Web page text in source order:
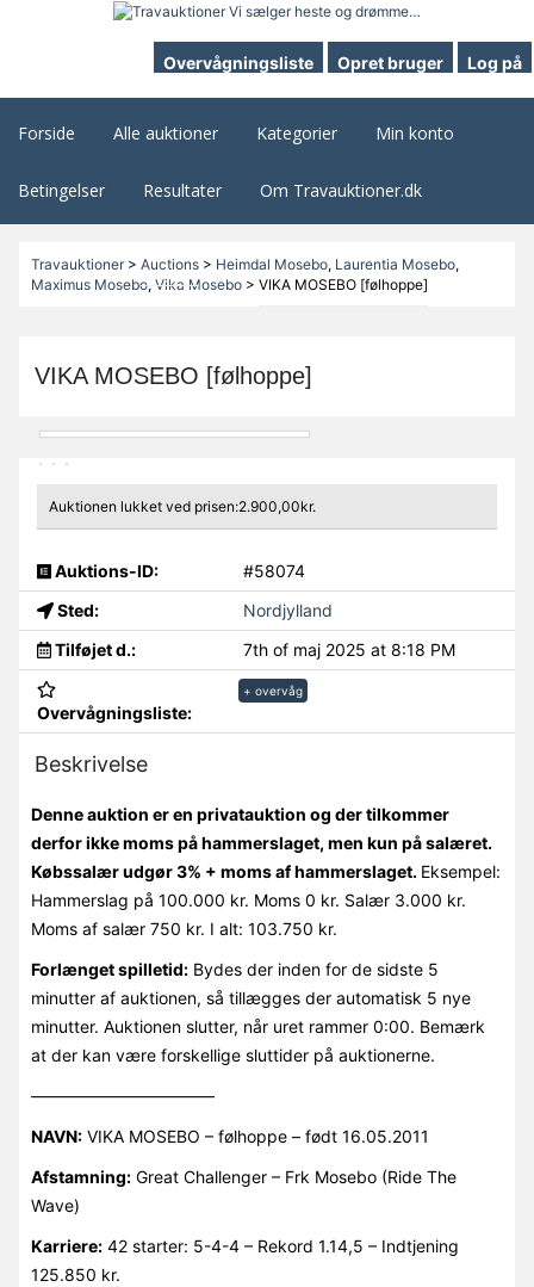
Overvågningsliste Opret bruger Log på
Forside Alle auktioner Kategorier Min konto
Betingelser Resultater Om Travauktioner.dk
Travauktioner> Auctions> Heimdal Mosebo, Laurentia Mosebo,
Maximus Mosebo, Vika Mosebo> VIKA MOSEBO [følhoppe]
VIKA MOSEBO [følhoppe]
Auktionen lukket ved prisen:2.900,00kr.
Auktions-ID:
#58074
Sted:
Nordjylland
Tilføjet d.:
7th of maj 2025 at 8:18 PM
Overvågningsliste:
+ overvåg
Beskrivelse
Denne auktion er en privatauktion og der tilkommer
derfor ikke moms på hammerslaget, men kun på salæret.
Købssalær udgør 3% + moms af hammerslaget. Eksempel:
Hammerslag på 100.000 kr. Moms 0 kr. Salær 3.000 kr.
Moms af salær 750 kr. I alt: 103.750 kr.
Forlænget spilletid:Bydes der inden for de sidste 5
minutter af auktionen, så tillægges der automatisk 5 nye
minutter. Auktionen slutter, når uret rammer 0:00. Bemærk
at der kan være forskellige sluttider på auktionerne.
———————————
NAVN:VIKA MOSEBO – følhoppe – født 16.05.2011
Afstamning:Great Challenger – Frk Mosebo (Ride The
Wave)
Karriere:42 starter: 5-4-4 – Rekord 1.14,5 – Indtjening
125.850 kr.